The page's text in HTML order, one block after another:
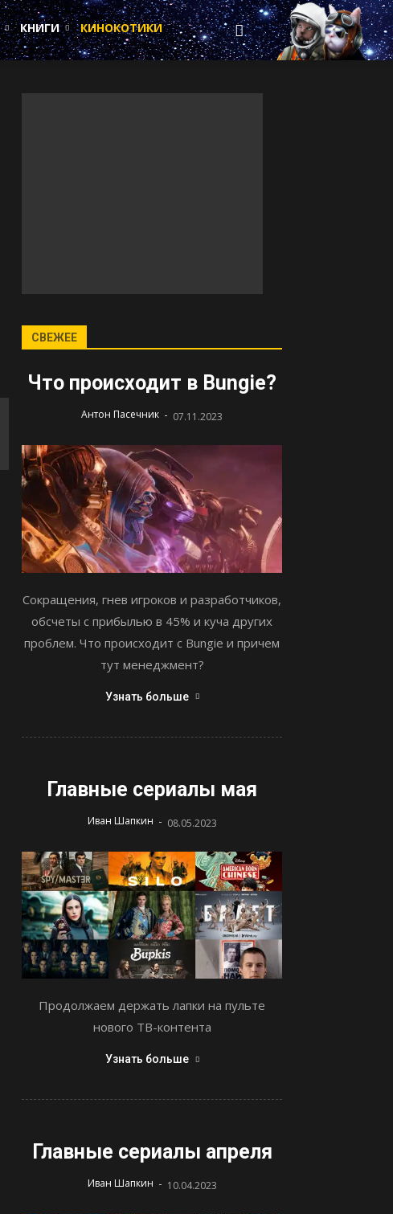
КНИГИ КИНОКОТИКИ
СВЕЖЕЕ
Что происходит в Bungie?
Антон Пасечник - 07.11.2023
Сокращения, гнев игроков и разработчиков,
обсчеты с прибылью в 45% и куча других
проблем. Что происходит с Bungie и причем
тут менеджмент?
Узнать больше
Главные сериалы мая
Иван Шапкин - 08.05.2023
Продолжаем держать лапки на пульте
нового ТВ-контента
Узнать больше
Главные сериалы апреля
Иван Шапкин - 10.04.2023